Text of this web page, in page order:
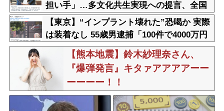
担い手」…多文化共生実現への提言、全国
知事会が政府に提出
【東京】“インプラント壊れた”恐喝か 実際
は装着なし 55歳男逮捕「100件で4000万円
得た」
【熊本地震】鈴木紗理奈さん、
『爆弾発言』キタァアアアアーー
ーーーー！！